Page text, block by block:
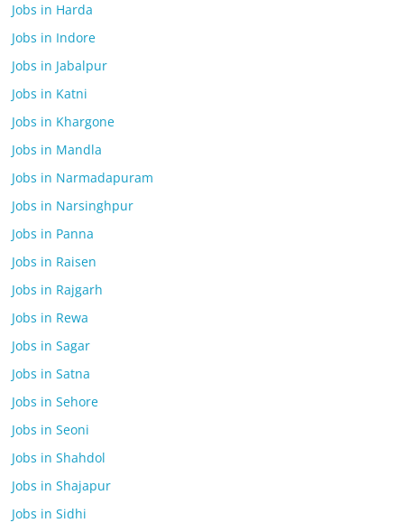
Jobs in Harda
Jobs in Indore
Jobs in Jabalpur
Jobs in Katni
Jobs in Khargone
Jobs in Mandla
Jobs in Narmadapuram
Jobs in Narsinghpur
Jobs in Panna
Jobs in Raisen
Jobs in Rajgarh
Jobs in Rewa
Jobs in Sagar
Jobs in Satna
Jobs in Sehore
Jobs in Seoni
Jobs in Shahdol
Jobs in Shajapur
Jobs in Sidhi